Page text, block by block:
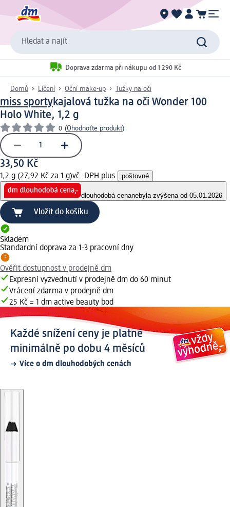
Hledat a najít
Doprava zdarma při nákupu od 1 290 Kč
Domů Líčení Oční make-up Tužky na oči
miss sportykajalová tužka na oči Wonder 100
Holo White, 1,2 g
0 (Ohodnoťte produkt)
33,50 Kč
1,2 g (27,92 Kč za 1 g)vč. DPH plus poštovné
dlouhodobá cenanebyla zvýšena od 05.01.2026
Vložit do košíku
Skladem
Standardní doprava za 1-3 pracovní dny
Ověřit dostupnost v prodejně dm
Expresní vyzvednutí v prodejně dm do 60 minut
Vrácení zdarma v prodejně dm
25 Kč = 1 dm active beauty bod
Každé snížení ceny je platné
minimálně po dobu 4 měsíců
Více o dm dlouhodobých cenách